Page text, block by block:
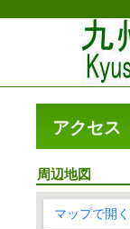
アクセス
周辺地図